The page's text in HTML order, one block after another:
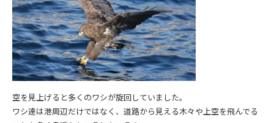
空を見上げると多くのワシが旋回していました。
ワシ達は港周辺だけではなく、道路から見える木々や上空を飛んでる